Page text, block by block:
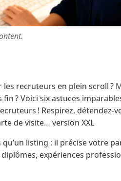
les recruteurs en plein scroll
? Voici six astuces
! Respirez, détendez-
de visite… version XXL
qu’un listing : il précise votre
diplômes, expériences